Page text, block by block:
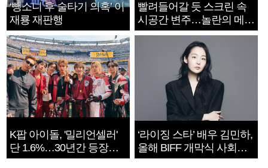
‘뺑소니 후 술타기 의혹’ 이
재룡 재판행
빨려들어갈 듯 스크린 속
시공간 변주…놀란의 메시
지는 ‘전쟁 속죄’
K팝 아이돌, '밀리언셀러'
단 1.6%…30년간 등장
1182개팀 전수조사
‘라이징 스타’ 배우 김민하,
올해 BIFF 개막식 사회자
확정